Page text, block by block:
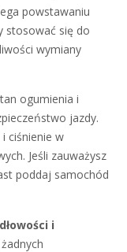
powstawaniu
stosować się do
wymiany
ogumienia i
jazdy.
ciśnienie w
Jeśli zauważysz
poddaj samochód
i